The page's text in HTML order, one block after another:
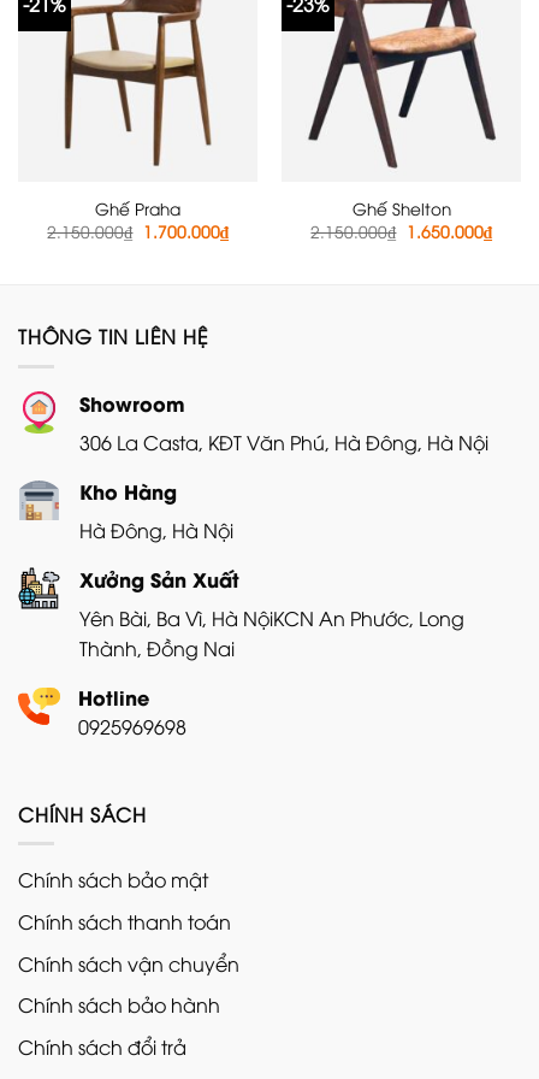
Ghế Praha
2.150.000₫ Giá
gốc
1.700.000₫Giá
hiện
Ghế Shelton
2.150.000₫ Giá
gốc
1.650.000₫Giá
hiện
THÔNG TIN LIÊN HỆ
Showroom
306 La Casta, KĐT Văn Phú, Hà Đông, Hà Nội
Kho Hàng
Hà Đông, Hà Nội
Xưởng Sản Xuất
Yên Bài, Ba Vì, Hà NộiKCN An Phước, Long
Thành, Đồng Nai
Hotline
0925969698
CHÍNH SÁCH
Chính sách bảo mật
Chính sách thanh toán
Chính sách vận chuyển
Chính sách bảo hành
Chính sách đổi trả